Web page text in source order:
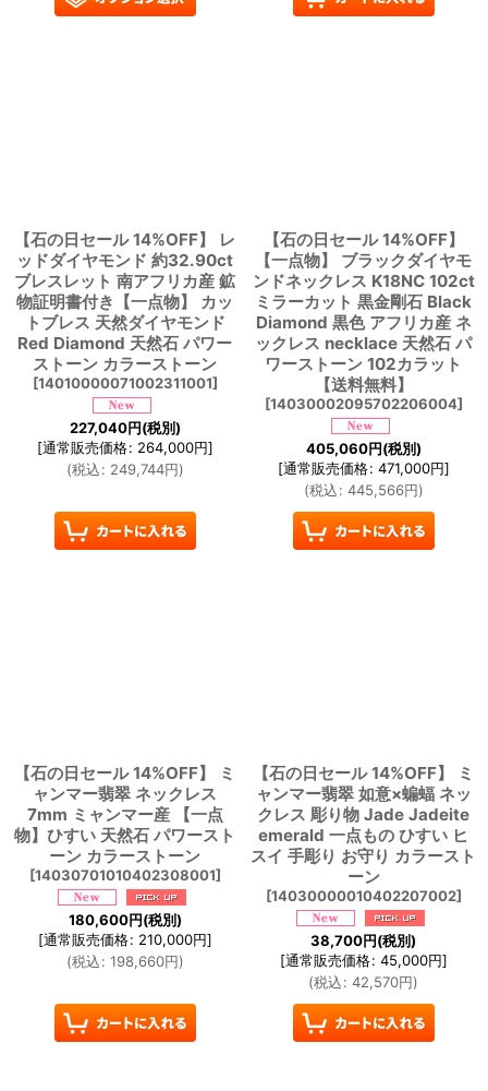
【石の日セール 14%OFF】 レ
ッドダイヤモンド 約32.90ct
ブレスレット 南アフリカ産 鉱
物証明書付き【一点物】 カッ
トブレス 天然ダイヤモンド
Red Diamond 天然石 パワー
ストーン カラーストーン
[14010000071002311001]
227,040円(税別)
[通常販売価格: 264,000円]
(税込: 249,744円)
【石の日セール 14%OFF】
【一点物】 ブラックダイヤモ
ンドネックレス K18NC 102ct
ミラーカット 黒金剛石 Black
Diamond 黒色 アフリカ産 ネ
ックレス necklace 天然石 パ
ワーストーン 102カラット
【送料無料】
[14030002095702206004]
405,060円(税別)
[通常販売価格: 471,000円]
(税込: 445,566円)
【石の日セール 14%OFF】 ミ
ャンマー翡翠 ネックレス
7mm ミャンマー産 【一点
物】ひすい 天然石 パワースト
ーン カラーストーン
[14030701010402308001]
180,600円(税別)
[通常販売価格: 210,000円]
(税込: 198,660円)
【石の日セール 14%OFF】 ミ
ャンマー翡翠 如意×蝙蝠 ネッ
クレス 彫り物 Jade Jadeite
emerald 一点もの ひすい ヒ
スイ 手彫り お守り カラースト
ーン
[14030000010402207002]
38,700円(税別)
[通常販売価格: 45,000円]
(税込: 42,570円)